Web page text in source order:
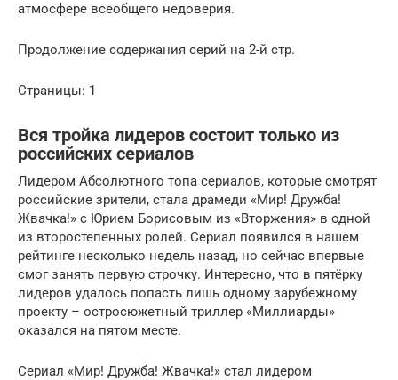
атмосфере всеобщего недоверия.
Продолжение содержания серий на 2-й стр.
Страницы: 1
Вся тройка лидеров состоит только из
российских сериалов
Лидером Абсолютного топа сериалов, которые смотрят
российские зрители, стала драмеди «Мир! Дружба!
Жвачка!» с Юрием Борисовым из «Вторжения» в одной
из второстепенных ролей. Сериал появился в нашем
рейтинге несколько недель назад, но сейчас впервые
смог занять первую строчку. Интересно, что в пятёрку
лидеров удалось попасть лишь одному зарубежному
проекту – остросюжетный триллер «Миллиарды»
оказался на пятом месте.
Сериал «Мир! Дружба! Жвачка!» стал лидером